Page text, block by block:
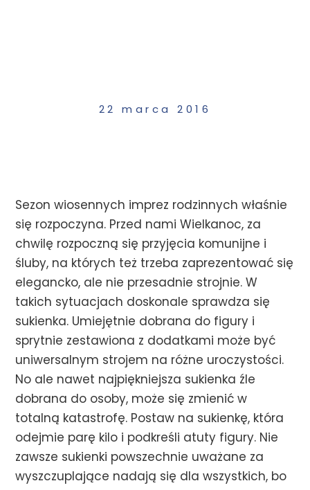
22 marca 2016
Sezon wiosennych imprez rodzinnych właśnie
się rozpoczyna. Przed nami Wielkanoc, za
chwilę rozpoczną się przyjęcia komunijne i
śluby, na których też trzeba zaprezentować się
elegancko, ale nie przesadnie strojnie. W
takich sytuacjach doskonale sprawdza się
sukienka. Umiejętnie dobrana do figury i
sprytnie zestawiona z dodatkami może być
uniwersalnym strojem na różne uroczystości.
No ale nawet najpiękniejsza sukienka źle
dobrana do osoby, może się zmienić w
totalną katastrofę. Postaw na sukienkę, która
odejmie parę kilo i podkreśli atuty figury. Nie
zawsze sukienki powszechnie uważane za
wyszczuplające nadają się dla wszystkich, bo